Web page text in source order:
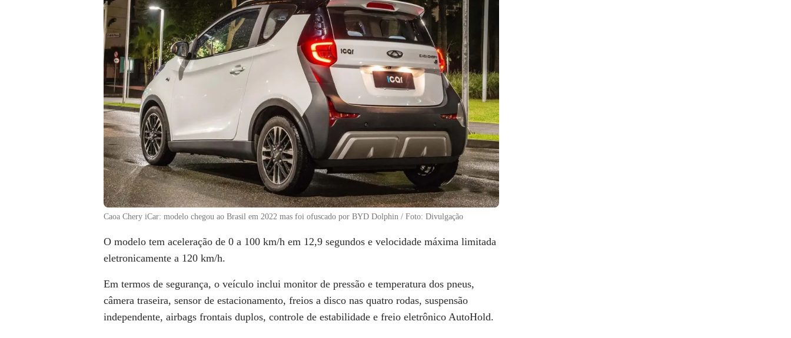
Caoa Chery iCar: modelo chegou ao Brasil em 2022 mas foi ofuscado por BYD Dolphin / Foto: Divulgação
O modelo tem aceleração de 0 a 100 km/h em 12,9 segundos e velocidade máxima limitada
eletronicamente a 120 km/h.
Em termos de segurança, o veículo inclui monitor de pressão e temperatura dos pneus,
câmera traseira, sensor de estacionamento, freios a disco nas quatro rodas, suspensão
independente, airbags frontais duplos, controle de estabilidade e freio eletrônico AutoHold.